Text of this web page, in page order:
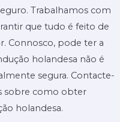
Trabalhamos com
que tudo é feito de
Connosco, pode ter a
holandesa não é
segura. Contacte-
sobre como obter
holandesa.